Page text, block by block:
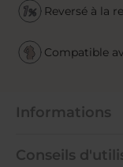
Reversé à la
Compatible
Informations
Conseils